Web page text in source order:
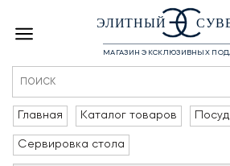
ЭЛИТНЫЙ
МАГАЗИН ЭКСКЛЮЗИВНЫХ
Главная Каталог товаров
Сервировка стола